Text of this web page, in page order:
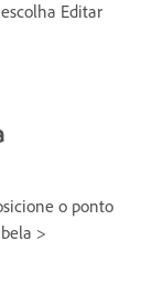
Editar
o ponto
>